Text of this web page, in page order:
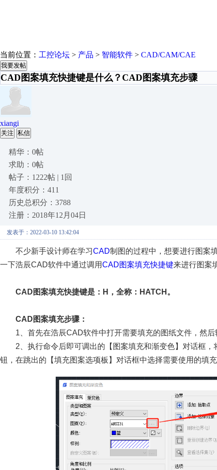
当前位置： 工控论坛 > 产品 > 智能软件 > CAD/CAM/CAE
我要发帖
CAD图案填充快捷键是什么？CAD图案填充步骤
xiangi
关注 私信
精华：0帖
求助：0帖
帖子：1222帖 | 1回
年度积分：411
历史总积分：3788
注册：2018年12月04日
发表于：2022-03-10 13:42:04
不少新手设计师在学习CAD制图的过程中，想要进行图案
一下浩辰CAD软件中通过调用CAD图案填充快捷键来进行图案
CAD图案填充快捷键是：H，全称：HATCH。
CAD图案填充步骤：
1、首先在浩辰CAD软件中打开需要填充的图纸文件，然
2、执行命令后即可调出的【图案填充和渐变色】对话框
钮，在跳出的【填充图案选项板】对话框中选择需要使用的填